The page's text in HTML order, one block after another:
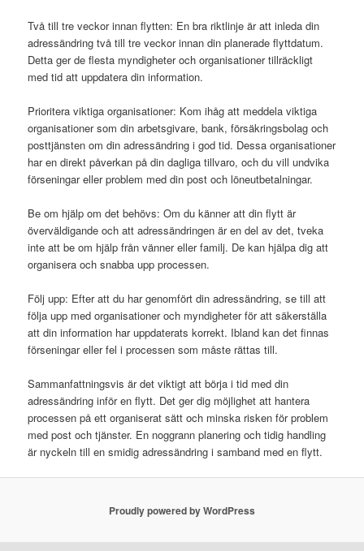
Två till tre veckor innan flytten: En bra riktlinje är att inleda din
adressändring två till tre veckor innan din planerade flyttdatum.
Detta ger de flesta myndigheter och organisationer tillräckligt
med tid att uppdatera din information.
Prioritera viktiga organisationer: Kom ihåg att meddela viktiga
organisationer som din arbetsgivare, bank, försäkringsbolag och
posttjänsten om din adressändring i god tid. Dessa organisationer
har en direkt påverkan på din dagliga tillvaro, och du vill undvika
förseningar eller problem med din post och löneutbetalningar.
Be om hjälp om det behövs: Om du känner att din flytt är
överväldigande och att adressändringen är en del av det, tveka
inte att be om hjälp från vänner eller familj. De kan hjälpa dig att
organisera och snabba upp processen.
Följ upp: Efter att du har genomfört din adressändring, se till att
följa upp med organisationer och myndigheter för att säkerställa
att din information har uppdaterats korrekt. Ibland kan det finnas
förseningar eller fel i processen som måste rättas till.
Sammanfattningsvis är det viktigt att börja i tid med din
adressändring inför en flytt. Det ger dig möjlighet att hantera
processen på ett organiserat sätt och minska risken för problem
med post och tjänster. En noggrann planering och tidig handling
är nyckeln till en smidig adressändring i samband med en flytt.
Proudly powered by WordPress